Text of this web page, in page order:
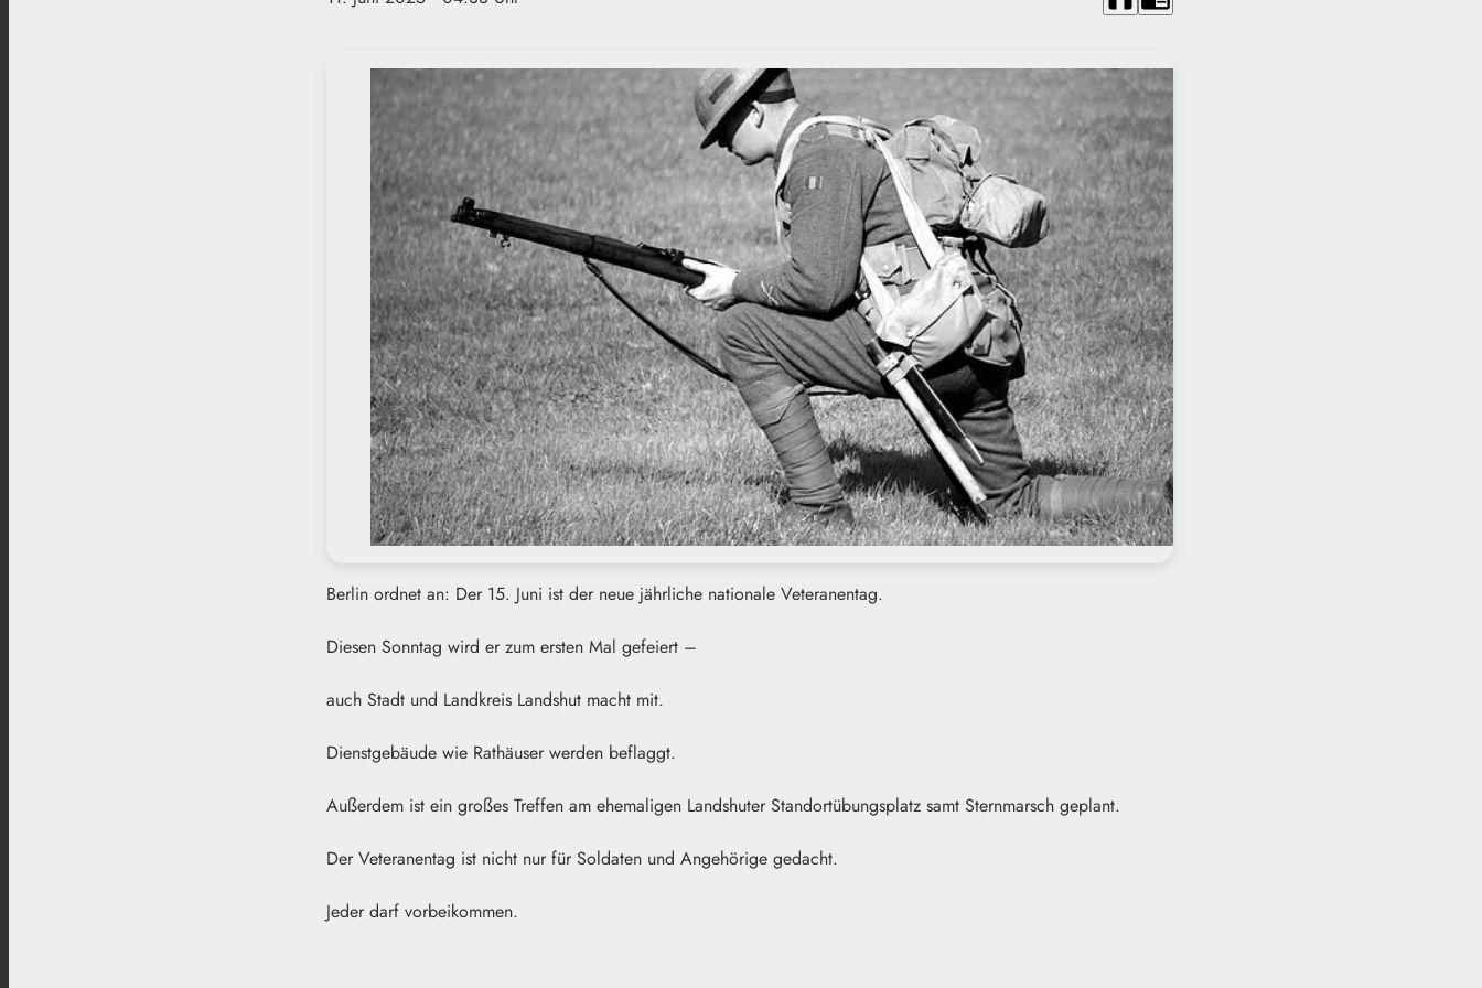
Berlin ordnet an: Der 15. Juni ist der neue jährliche nationale Veteranentag.
Diesen Sonntag wird er zum ersten Mal gefeiert –
auch Stadt und Landkreis Landshut macht mit.
Dienstgebäude wie Rathäuser werden beflaggt.
Außerdem ist ein großes Treffen am ehemaligen Landshuter Standortübungsplatz samt Sternmarsch geplant.
Der Veteranentag ist nicht nur für Soldaten und Angehörige gedacht.
Jeder darf vorbeikommen.